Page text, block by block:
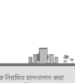
নিয়মিত হালনাগাদ করা